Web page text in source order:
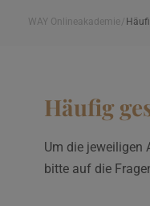
WAY Onlineakademie/
Häufig
Um die jeweiligen
bitte auf die